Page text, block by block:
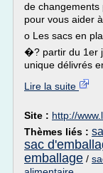
de changements
pour vous aider
o Les sacs en
�? partir du 1er
unique délivrés
Lire la suite
Site : http://
Thèmes liés :
sac
emballage /